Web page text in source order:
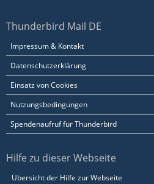
Thunderbird Mail DE
Impressum & Kontakt
Datenschutzerklärung
Einsatz von Cookies
Nutzungsbedingungen
Spendenaufruf für Thunderbird
Hilfe zu dieser Webseite
Übersicht der Hilfe zur Webseite